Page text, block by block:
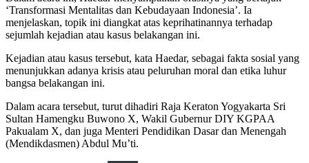
‘Transformasi Mentalitas dan Kebudayaan Indonesia’. Ia
menjelaskan, topik ini diangkat atas keprihatinannya terhadap
sejumlah kejadian atau kasus belakangan ini.
Kejadian atau kasus tersebut, kata Haedar, sebagai fakta sosial yang
menunjukkan adanya krisis atau peluruhan moral dan etika luhur
bangsa belakangan ini.
Dalam acara tersebut, turut dihadiri Raja Keraton Yogyakarta Sri
Sultan Hamengku Buwono X, Wakil Gubernur DIY KGPAA
Pakualam X, dan juga Menteri Pendidikan Dasar dan Menengah
(Mendikdasmen) Abdul Mu’ti.